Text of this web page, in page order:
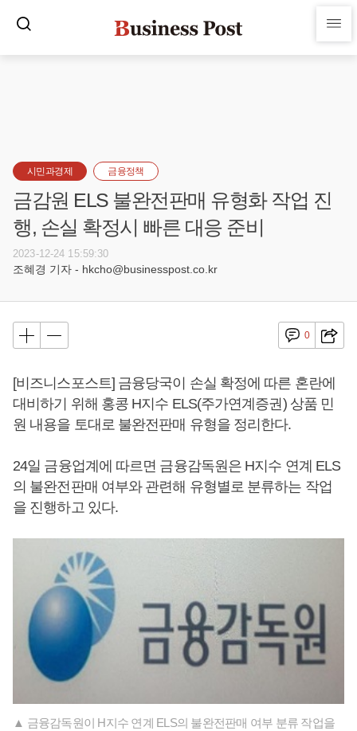
시민과경제 금융정책
금감원 ELS 불완전판매 유형화 작업 진
행, 손실 확정시 빠른 대응 준비
2023-12-24 15:59:30
조혜경 기자 - hkcho@businesspost.co.kr
0
[비즈니스포스트] 금융당국이 손실 확정에 따른 혼란에
대비하기 위해 홍콩 H지수 ELS(주가연계증권) 상품 민
원 내용을 토대로 불완전판매 유형을 정리한다.
24일 금융업계에 따르면 금융감독원은 H지수 연계 ELS
의 불완전판매 여부와 관련해 유형별로 분류하는 작업
을 진행하고 있다.
▲ 금융감독원이 H지수 연계 ELS의 불완전판매 여부 분류 작업을